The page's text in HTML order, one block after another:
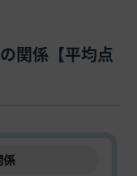
関係【平均点